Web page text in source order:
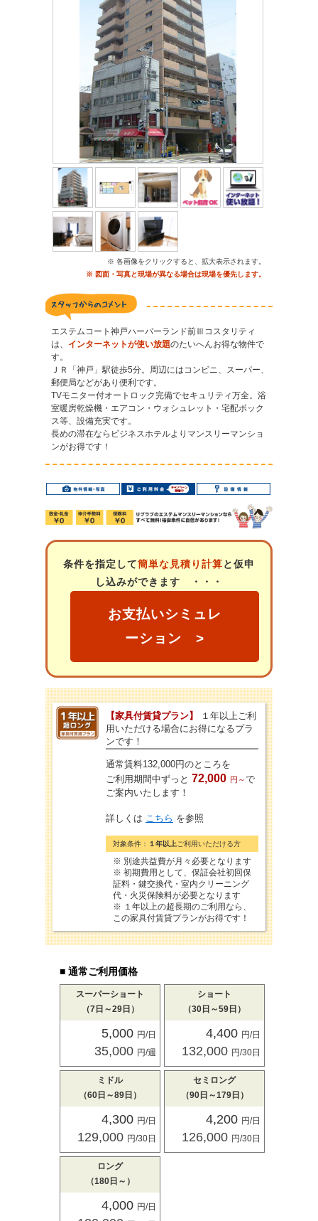
※ 各画像をクリックすると、拡大表示されます。
※ 図面・写真と現場が異なる場合は現場を優先します。
エステムコート神戸ハーバーランド前Ⅲコスタリティ
は、 インターネットが使い放題のたいへんお得な物件で
す。
ＪＲ「神戸」駅徒歩5分。周辺にはコンビニ、スーパー、
郵便局などがあり便利です。
TVモニター付オートロック完備でセキュリティ万全。浴
室暖房乾燥機・エアコン・ウォシュレット・宅配ボック
ス等、設備充実です。
長めの滞在ならビジネスホテルよりマンスリーマンショ
ンがお得です！
条件を指定して簡単な見積り計算と仮申
し込みができます ・・・
お支払いシミュレ
ーション >
【家具付賃貸プラン】
１年以上ご利
用いただける場合にお得になるプラ
ンです！
通常賃料132,000円のところを
ご利用期間中ずっと 72,000 円～で
ご案内いたします！
詳しくは こちら を参照
対象条件： １年以上ご利用いただける方
※ 別途共益費が月々必要となります
※ 初期費用として、保証会社初回保
証料・鍵交換代・室内クリーニング
代・火災保険料が必要となります
※ １年以上の超長期のご利用なら、
この家具付賃貸プランがお得です！
■ 通常ご利用価格
スーパーショート
（7日～29日）
5,000 円/日
35,000 円/週
ショート
（30日～59日）
4,400 円/日
132,000 円/30日
ミドル
（60日～89日）
4,300 円/日
129,000 円/30日
セミロング
（90日～179日）
4,200 円/日
126,000 円/30日
ロング
（180日～）
4,000 円/日